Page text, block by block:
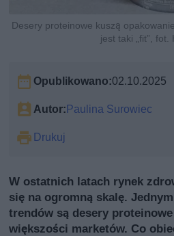
Desery proteinowe kuszą
jest taki „fit”, fot.
Opublikowano:02.10.2025
Autor:Paulina Surowiec
Drukuj
W ostatnich latach rynek
się na ogromną skalę.
trendów są desery
większości marketów. Co